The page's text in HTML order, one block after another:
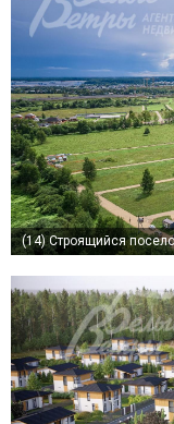
(14)Строящийся